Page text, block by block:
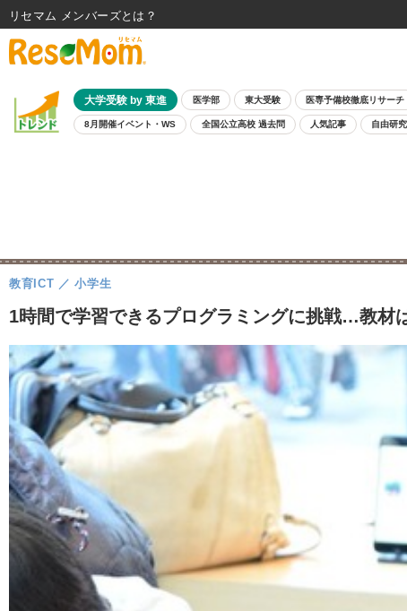
大学受験 by 東進 医学部 東大受験 医専予備校徹底リサーチ
8月開催イベント・WS 全国公立高校 過去問 人気記事 自由研
1時間で学習できるプログラミングに挑戦…教材
教育ICT 小学生
リセマム メンバーズ